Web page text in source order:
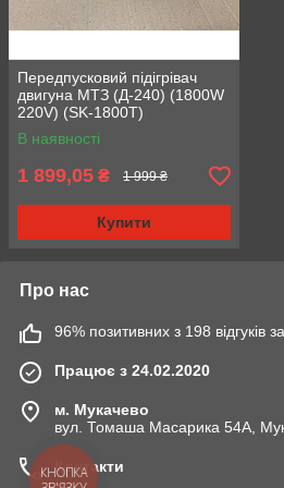
Передпусковий підігрівач
двигуна МТЗ (Д-240) (1800W
220V) (SK-1800T)
В наявності
1 899,05 ₴ 1 999 ₴
Купити
Про нас
96% позитивних з 198 відгуків
Працює з 24.02.2020
м. Мукачево
вул. Томаша Масарика 54А,
Контакти
КНОПКА